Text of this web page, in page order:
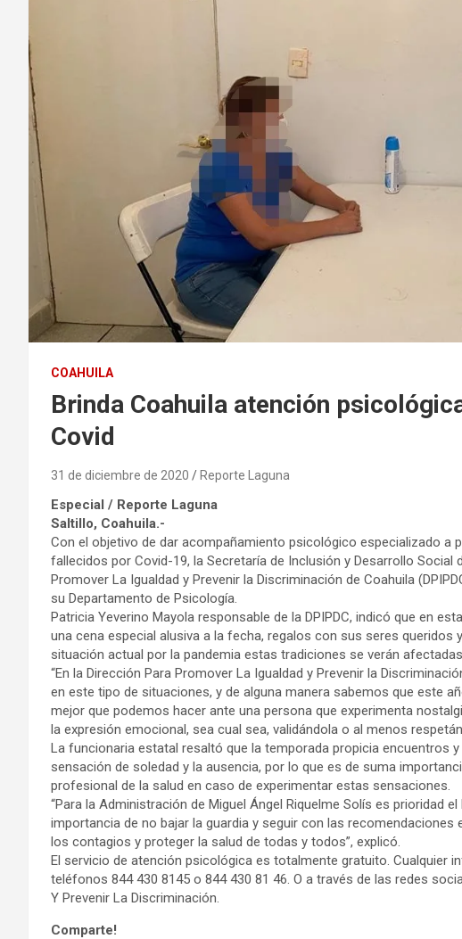
COAHUILA
Brinda Coahuila atención
Covid
31 de diciembre de 2020 Reporte Laguna
Especial / Reporte Laguna
Saltillo, Coahuila.-
Con el objetivo de dar acompañamiento psicológico especializado a
fallecidos por Covid-19, la Secretaría de Inclusión y Desarrollo Social
Promover La Igualdad y Prevenir la Discriminación de Coahuila
su Departamento de Psicología.
Patricia Yeverino Mayola responsable de la DPIPDC, indicó que en
una cena especial alusiva a la fecha, regalos con sus seres queridos
situación actual por la pandemia estas tradiciones se verán
“En la Dirección Para Promover La Igualdad y Prevenir la
en este tipo de situaciones, y de alguna manera sabemos que este
mejor que podemos hacer ante una persona que experimenta
la expresión emocional, sea cual sea, validándola o al menos
La funcionaria estatal resaltó que la temporada propicia encuentros
sensación de soledad y la ausencia, por lo que es de suma
profesional de la salud en caso de experimentar estas sensaciones.
“Para la Administración de Miguel Ángel Riquelme Solís es prioridad
importancia de no bajar la guardia y seguir con las
los contagios y proteger la salud de todas y todos”, explicó.
El servicio de atención psicológica es totalmente gratuito. Cualquier
teléfonos 844 430 8145 o 844 430 81 46. O a través de las redes
Y Prevenir La Discriminación.
Comparte!